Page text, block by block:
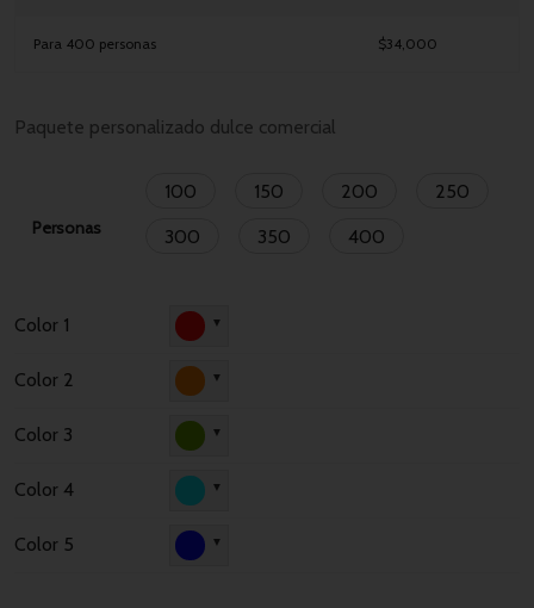
Para 400 personas $34,000
Paquete personalizado dulce comercial
Personas
100 150 200
250
300
350 400
Color 1 ▼
Color 2 ▼
Color 3 ▼
Color 4 ▼
Color 5 ▼